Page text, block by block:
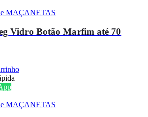
MAÇANETAS
Vidro Botão Marfim até 70
MAÇANETAS